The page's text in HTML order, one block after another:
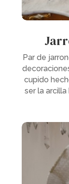
Par de
cupido
ser la